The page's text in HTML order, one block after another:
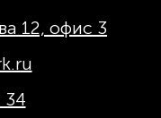
12, офис 3
34